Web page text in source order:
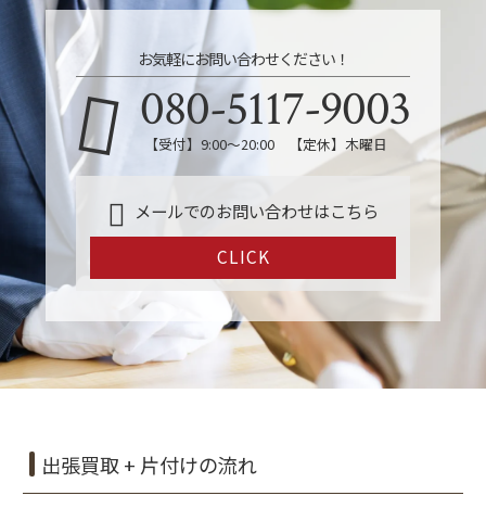
お気軽にお問い合わせください！
080-5117-9003
【受付】9:00～20:00 【定休】木曜日
メールでのお問い合わせはこちら
CLICK
出張買取 + 片付けの流れ